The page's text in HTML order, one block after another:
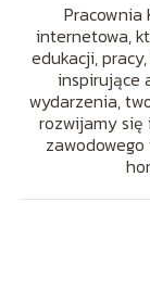
internetowa,
edukacji,
inspirujące
wydarzenia,
rozwijamy się